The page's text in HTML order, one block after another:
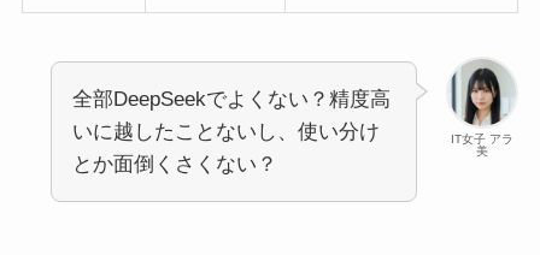
IT女子 アラ
美
全部DeepSeekでよくない？精度高
いに越したことないし、使い分け
とか面倒くさくない？